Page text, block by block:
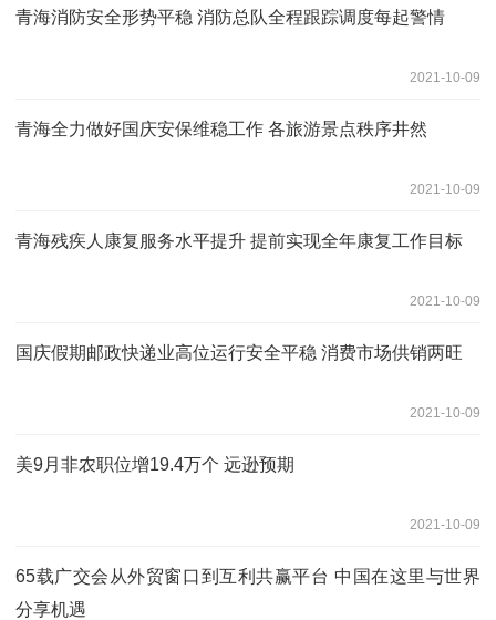
青海消防安全形势平稳 消防总队全程跟踪调度每起警情
2021-10-09
青海全力做好国庆安保维稳工作 各旅游景点秩序井然
2021-10-09
青海残疾人康复服务水平提升 提前实现全年康复工作目标
2021-10-09
国庆假期邮政快递业高位运行安全平稳 消费市场供销两旺
2021-10-09
美9月非农职位增19.4万个 远逊预期
2021-10-09
65载广交会从外贸窗口到互利共赢平台 中国在这里与世界
分享机遇